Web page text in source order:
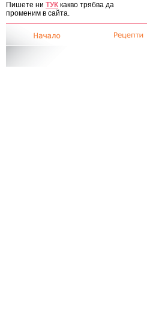
Пишете ни ТУК какво трябва да
променим в сайта.